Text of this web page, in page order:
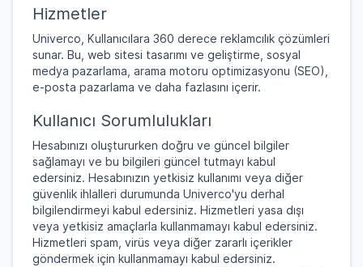
Hizmetler
Univerco, Kullanıcılara 360 derece reklamcılık çözümleri
sunar. Bu, web sitesi tasarımı ve geliştirme, sosyal
medya pazarlama, arama motoru optimizasyonu (SEO),
e-posta pazarlama ve daha fazlasını içerir.
Kullanıcı Sorumlulukları
Hesabınızı oluştururken doğru ve güncel bilgiler
sağlamayı ve bu bilgileri güncel tutmayı kabul
edersiniz. Hesabınızın yetkisiz kullanımı veya diğer
güvenlik ihlalleri durumunda Univerco'yu derhal
bilgilendirmeyi kabul edersiniz. Hizmetleri yasa dışı
veya yetkisiz amaçlarla kullanmamayı kabul edersiniz.
Hizmetleri spam, virüs veya diğer zararlı içerikler
göndermek için kullanmamayı kabul edersiniz.